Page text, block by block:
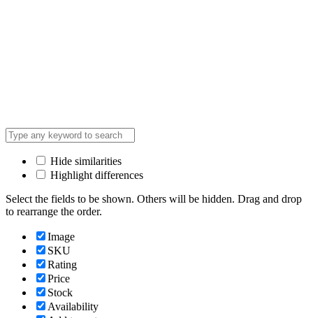
Hide similarities
Highlight differences
Select the fields to be shown. Others will be hidden. Drag and drop
to rearrange the order.
Image
SKU
Rating
Price
Stock
Availability